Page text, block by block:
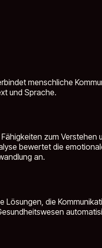
menschliche
und Sprache.
zum
bewertet die
an.
Lösungen, die